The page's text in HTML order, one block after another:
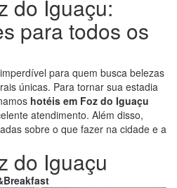
do Iguaçu:
para todos os
para quem busca belezas
únicas. Para tornar sua estadia
hotéis em Foz do Iguaçu
atendimento. Além disso,
sobre o que fazer na cidade e a
do Iguaçu